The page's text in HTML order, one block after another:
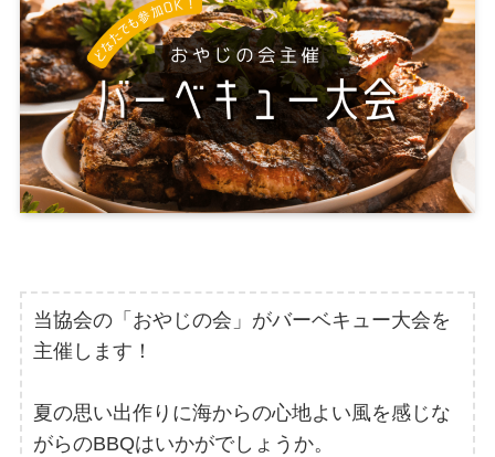
当協会の「おやじの会」がバーベキュー大会を
主催します！
夏の思い出作りに海からの心地よい風を感じな
がらのBBQはいかがでしょうか。